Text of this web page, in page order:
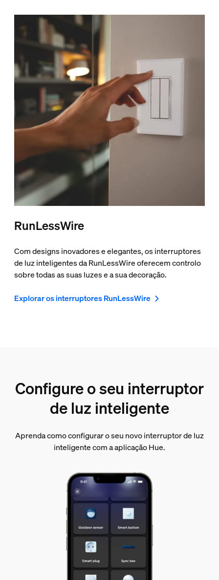
RunLessWire
Com designs inovadores e elegantes, os interruptores
de luz inteligentes da RunLessWire oferecem controlo
sobre todas as suas luzes e a sua decoração.
Explorar os interruptores RunLessWire
Configure o seu interruptor
de luz inteligente
Aprenda como configurar o seu novo interruptor de luz
inteligente com a aplicação Hue.